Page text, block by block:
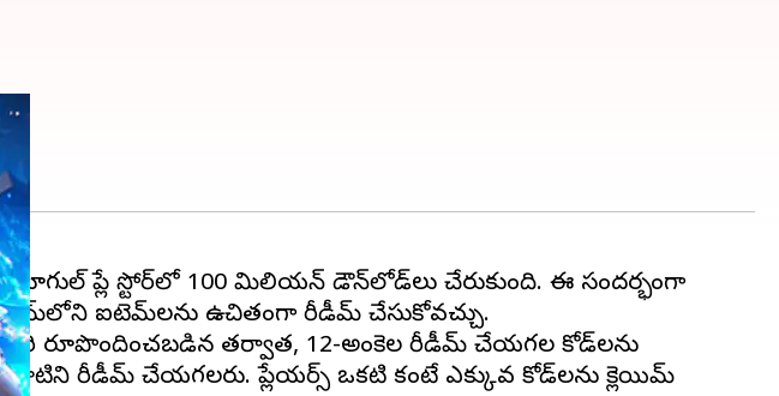
గూగుల్ ప్లే స్టోర్‌లో 100 మిలియన్ డౌన్‌లోడ్‌లు చేరుకుంది. ఈ సందర్భంగా
గేమ్‌లోని ఐటెమ్‌లను ఉచితంగా రీడీమ్ చేసుకోవచ్చు.
రూపొందించబడిన తర్వాత, 12-అంకెల రీడీమ్ చేయగల కోడ్‌లను
రీడీమ్ చేయగలరు. ప్లేయర్స్ ఒకటి కంటే ఎక్కువ కోడ్‌లను క్లెయిమ్